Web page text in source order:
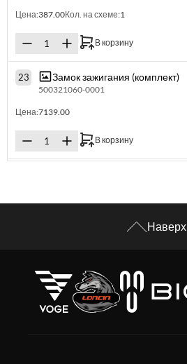
Цена:387.00Кол. на схеме:1
В корзину
23 Замок зажигания (комплект)
500321060-0001
Цена:7139.00
В корзину
Наверх